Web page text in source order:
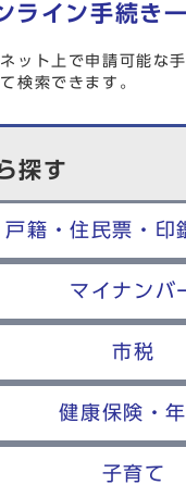
ライン手続き
ット上で申請可能な
検索できます。
探す
戸籍・住民票・印
マイナンバ
市税
健康保険・
子育て